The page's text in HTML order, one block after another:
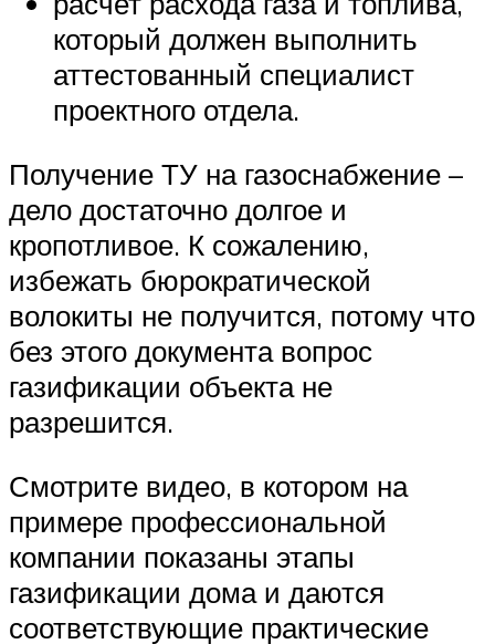
который должен выполнить
аттестованный специалист
проектного отдела.
Получение ТУ на газоснабжение –
дело достаточно долгое и
кропотливое. К сожалению,
избежать бюрократической
волокиты не получится, потому что
без этого документа вопрос
газификации объекта не
разрешится.
Смотрите видео, в котором на
примере профессиональной
компании показаны этапы
газификации дома и даются
соответствующие практические